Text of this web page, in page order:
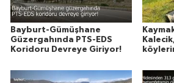
Bayburt-Gümüşhane
Güzergahında PTS-EDS
Koridoru Devreye Giriyor!